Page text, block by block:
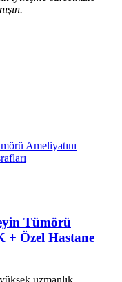
Tümörü
+ Özel Hastane
uzmanlık